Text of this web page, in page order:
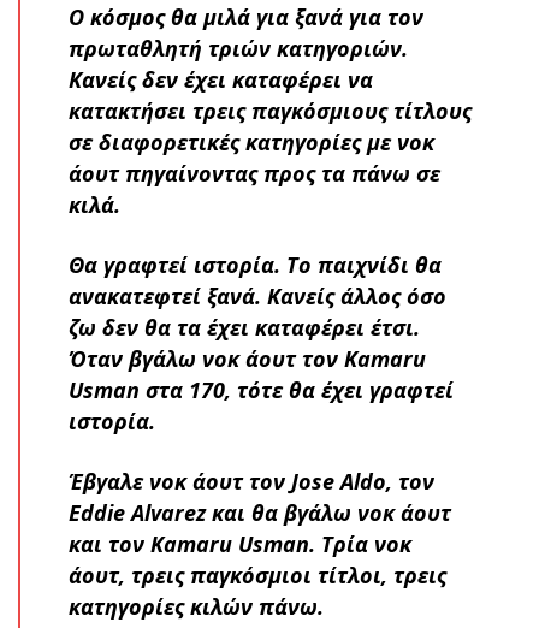
Ο κόσμος θα μιλά για ξανά για τον
πρωταθλητή τριών κατηγοριών.
Κανείς δεν έχει καταφέρει να
κατακτήσει τρεις παγκόσμιους τίτλους
σε διαφορετικές κατηγορίες με νοκ
άουτ πηγαίνοντας προς τα πάνω σε
κιλά.
Θα γραφτεί ιστορία. Το παιχνίδι θα
ανακατεφτεί ξανά. Κανείς άλλος όσο
ζω δεν θα τα έχει καταφέρει έτσι.
Όταν βγάλω νοκ άουτ τον Kamaru
Usman στα 170, τότε θα έχει γραφτεί
ιστορία.
Έβγαλε νοκ άουτ τον Jose Aldo, τον
Eddie Alvarez και θα βγάλω νοκ άουτ
και τον Kamaru Usman. Τρία νοκ
άουτ, τρεις παγκόσμιοι τίτλοι, τρεις
κατηγορίες κιλών πάνω.